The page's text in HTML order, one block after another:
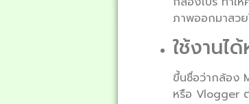
ภาพออกมาสวย
ใช้งานไ
ขึ้นชื่อว่ากล้อง
หรือ Vlogger